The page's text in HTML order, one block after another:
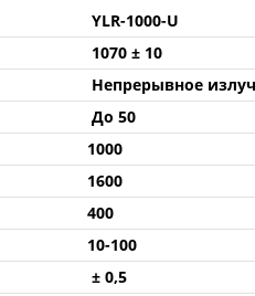
YLR-1000-U
1070 ± 10
Непрерывное
До 50
1000
1600
400
10-100
± 0,5